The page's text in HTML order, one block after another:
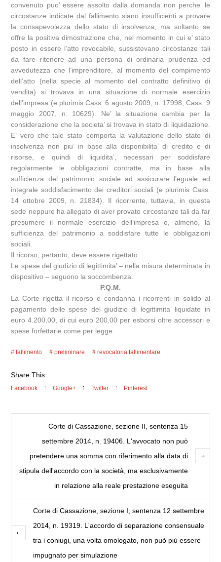
convenuto puo’ essere assolto dalla domanda non perche’ le
circostanze indicate dal fallimento siano insufficienti a provare
la consapevolezza dello stato di insolvenza, ma soltanto se
offre la positiva dimostrazione che, nel momento in cui e’ stato
posto in essere l’atto revocabile, sussistevano circostanze tali
da fare ritenere ad una persona di ordinaria prudenza ed
avvedutezza che l’imprenditore, al momento del compimento
dell’atto (nella specie al momento del contratto definitivo di
vendita) si trovava in una situazione di normale esercizio
dell’impresa (e plurimis Cass. 6 agosto 2009, n. 17998; Cass. 9
maggio 2007, n. 10629). Ne’ la situazione cambia per la
considerazione che la societa’ si trovava in stato di liquidazione.
E’ vero che tale stato comporta la valutazione dello stato di
insolvenza non piu’ in base alla disponibilita’ di credito e di
risorse, e quindi di liquidita’, necessari per soddisfare
regolarmente le obbligazioni contratte, ma in base alla
sufficienza del patrimonio sociale ad assicurare l’eguale ed
integrale soddisfacimento dei creditori sociali (e plurimis Cass.
14 ottobre 2009, n. 21834). Il ricorrente, tuttavia, in questa
sede neppure ha allegato di aver provato circostanze tali da far
presumere il normale esercizio dell’impresa o, almeno, la
sufficienza del patrimonio a soddisfare tutte le obbligazioni
sociali.
Il ricorso, pertanto, deve essere rigettato.
Le spese del giudizio di legittimita’ – nella misura determinata in
dispositivo – seguono la soccombenza.
P.Q.M.
La Corte rigetta il ricorso e condanna i ricorrenti in solido al
pagamento delle spese del giudizio di legittimita’ liquidate in
euro 4.200,00, di cui euro 200,00 per esborsi oltre accessori e
spese forfettarie come per legge.
fallimento preliminare revocatoria fallimentare
Share This:
Facebook Google+ Twitter Pinterest
Corte di Cassazione, sezione II, sentenza 15
settembre 2014, n. 19406. L'avvocato non può
pretendere una somma con riferimento alla data di
stipula dell'accordo con la società, ma esclusivamente
in relazione alla reale prestazione eseguita
Corte di Cassazione, sezione I, sentenza 12 settembre
2014, n. 19319. L'accordo di separazione consensuale
tra i coniugi, una volta omologato, non può più essere
impugnato per simulazione